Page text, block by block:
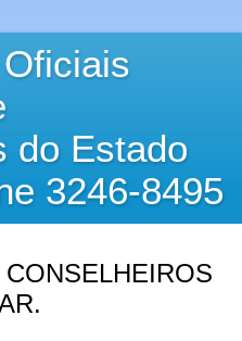
do Estado
3246-8495